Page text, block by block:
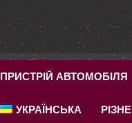
ПРИСТРІЙ АВТОМОБІЛЯ
УКРАЇНСЬКА РІЗНЕ